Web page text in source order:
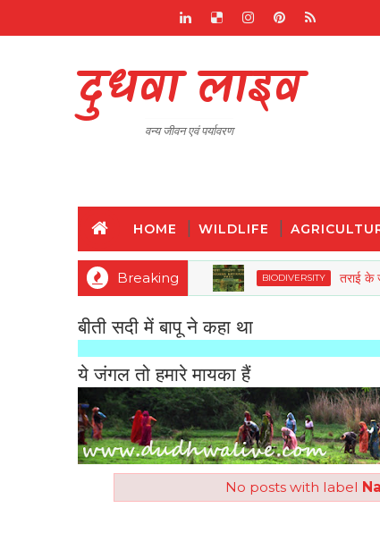
दुधवा लाइव
वन्य जीवन एवं पर्यावरण
HOME WILDLIFE
Breaking BIODIVERSITY तराई के जंगलों
बीती सदी में बापू ने कहा था
ये जंगल तो हमारे मायका हैं
No posts with label